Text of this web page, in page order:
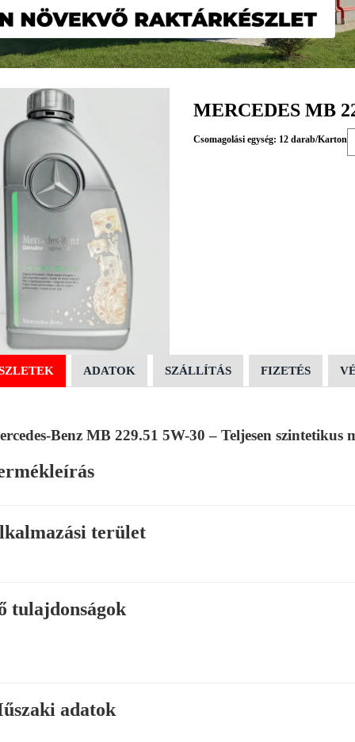
MERCEDES MB
Csomagolási egység: 12 darab/Karton
ADATOK SZÁLLÍTÁS FIZETÉS
Benz MB 229.51 5W-30 – Teljesen szintetikus
terület
tulajdonságok
adatok